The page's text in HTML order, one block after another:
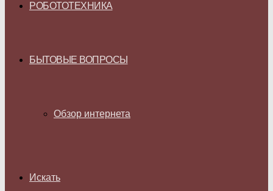
РОБОТОТЕХНИКА
БЫТОВЫЕ ВОПРОСЫ
Обзор интернета
Искать